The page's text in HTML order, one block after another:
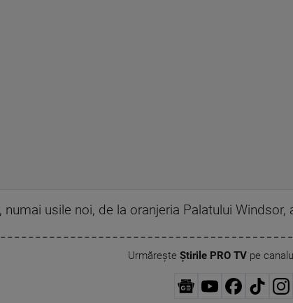
numai usile noi, de la oranjeria Palatului
Urmărește Știrile PRO TVpe